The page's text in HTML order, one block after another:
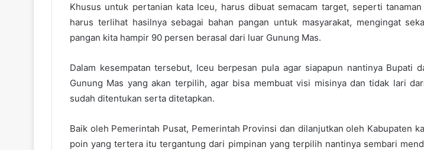
Khusus untuk pertanian kata Iceu, harus dibuat semacam target, seperti
harus terlihat hasilnya sebagai bahan pangan untuk masyarakat, mengingat
pangan kita hampir 90 persen berasal dari luar Gunung Mas.
Dalam kesempatan tersebut, Iceu berpesan pula agar siapapun nantinya Bupati
Gunung Mas yang akan terpilih, agar bisa membuat visi misinya dan tidak lari
sudah ditentukan serta ditetapkan.
Baik oleh Pemerintah Pusat, Pemerintah Provinsi dan dilanjutkan oleh Kabupaten
poin yang tertera itu tergantung dari pimpinan yang terpilih nantinya sembari